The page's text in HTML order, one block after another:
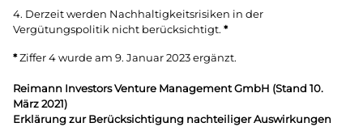
4. Derzeit werden Nachhaltigkeitsrisiken in der
Vergütungspolitik nicht berücksichtigt. *
*Ziffer 4 wurde am 9. Januar 2023 ergänzt.
Reimann Investors Venture Management GmbH (Stand 10.
März 2021)
Erklärung zur Berücksichtigung nachteiliger Auswirkungen